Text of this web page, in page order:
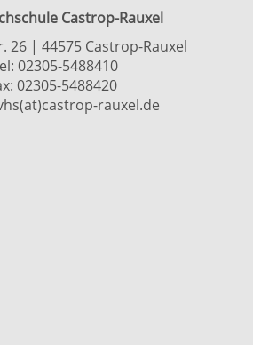
Castrop-Rauxel
26 | 44575 Castrop-Rauxel
02305-5488410
02305-5488420
rauxel.de